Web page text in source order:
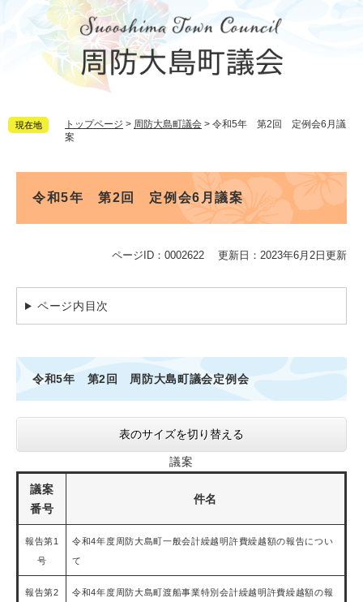
す。
し
現在地 トップページ > 周防大島町議会 > 令和5年 第2回 定例会6月議
案
令和5年 第2回 定例会6月議案
ページID：0002622 更新日：2023年6月2日更新
ページ内目次
令和5年 第2回 周防大島町議会定例会
表のサイズを切り替える
議案
議案
番号
件名
報告第1
号
令和4年度周防大島町一般会計繰越明許費繰越額の報告につい
て
報告第2
令和4年度周防大島町渡船事業特別会計繰越明許費繰越額の報